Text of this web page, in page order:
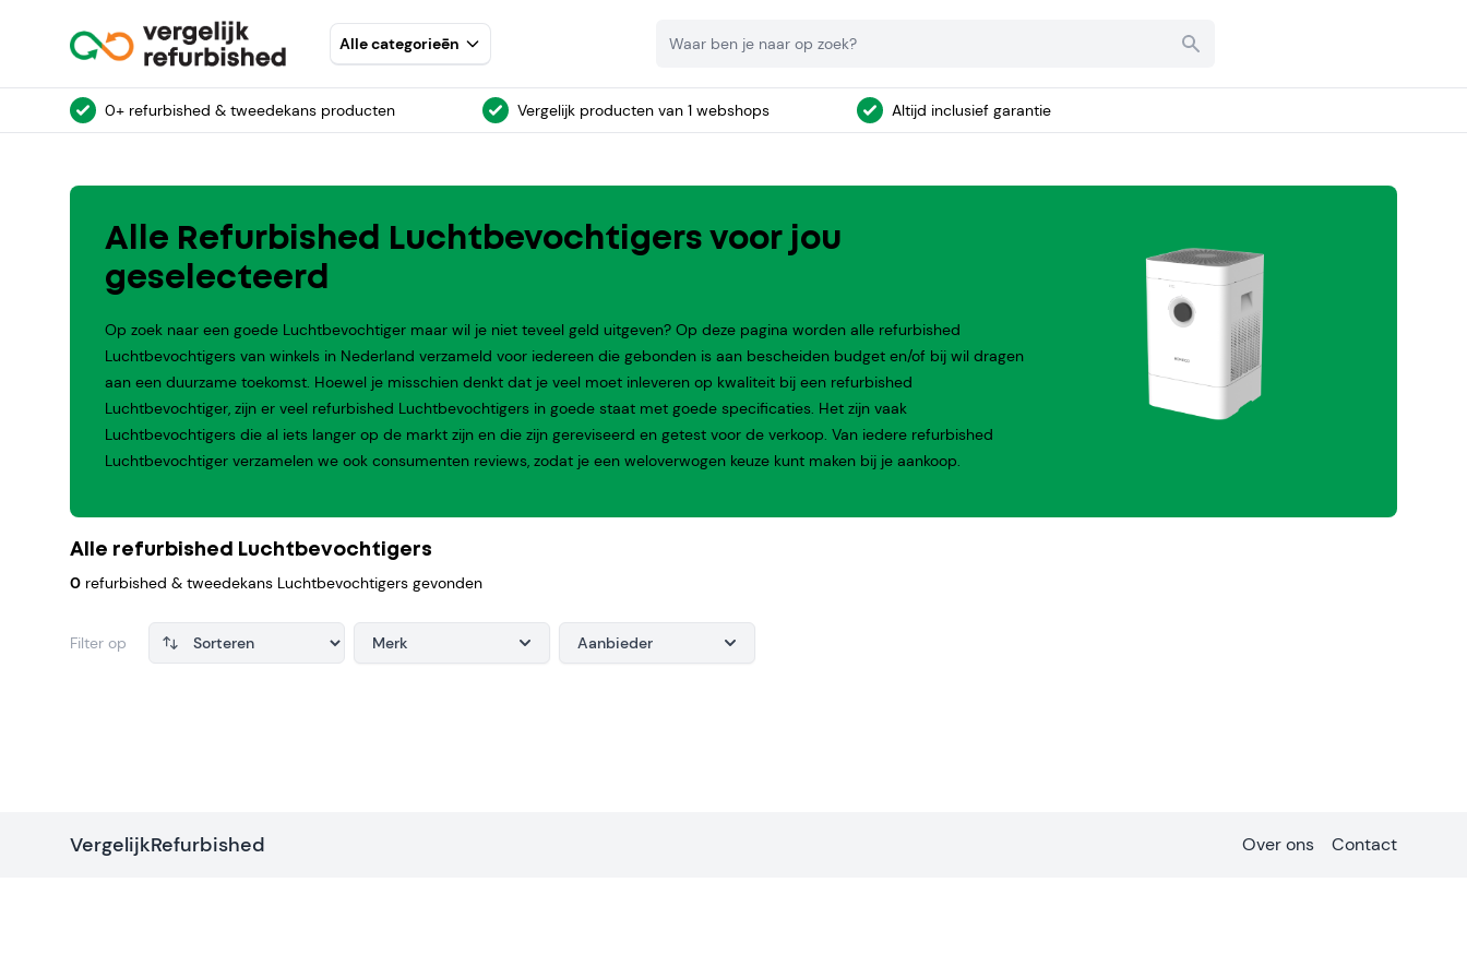
Alle categorieēn
0+ refurbished & tweedekans producten Vergelijk producten van 1 webshops Altijd inclusief garantie
Alle Refurbished Luchtbevochtigers voor jou
geselecteerd
Op zoek naar een goede Luchtbevochtiger maar wil je niet teveel geld uitgeven? Op deze pagina worden alle refurbished
Luchtbevochtigers van winkels in Nederland verzameld voor iedereen die gebonden is aan bescheiden budget en/of bij wil dragen
aan een duurzame toekomst. Hoewel je misschien denkt dat je veel moet inleveren op kwaliteit bij een refurbished
Luchtbevochtiger, zijn er veel refurbished Luchtbevochtigers in goede staat met goede specificaties. Het zijn vaak
Luchtbevochtigers die al iets langer op de markt zijn en die zijn gereviseerd en getest voor de verkoop. Van iedere refurbished
Luchtbevochtiger verzamelen we ook consumenten reviews, zodat je een weloverwogen keuze kunt maken bij je aankoop.
Alle refurbished Luchtbevochtigers
0 refurbished & tweedekans Luchtbevochtigers gevonden
Filter op Merk Aanbieder
VergelijkRefurbished Over ons Contact